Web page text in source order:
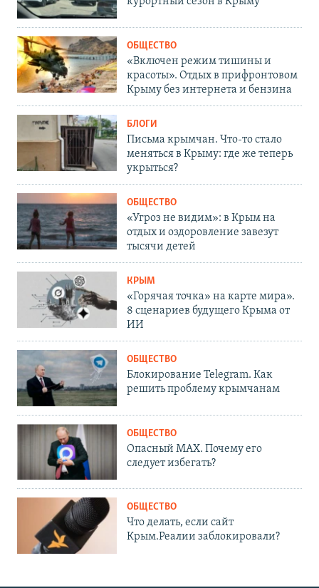
ОБЩЕСТВО
«Включен режим тишины и
красоты». Отдых в прифронтовом
Крыму без интернета и бензина
БЛОГИ
Письма крымчан. Что-то стало
меняться в Крыму: где же теперь
укрыться?
ОБЩЕСТВО
«Угроз не видим»: в Крым на
отдых и оздоровление завезут
тысячи детей
КРЫМ
«Горячая точка» на карте мира».
8 сценариев будущего Крыма от
ИИ
ОБЩЕСТВО
Блокирование Telegram. Как
решить проблему крымчанам
ОБЩЕСТВО
Опасный MAX. Почему его
следует избегать?
ОБЩЕСТВО
Что делать, если сайт
Крым.Реалии заблокировали?